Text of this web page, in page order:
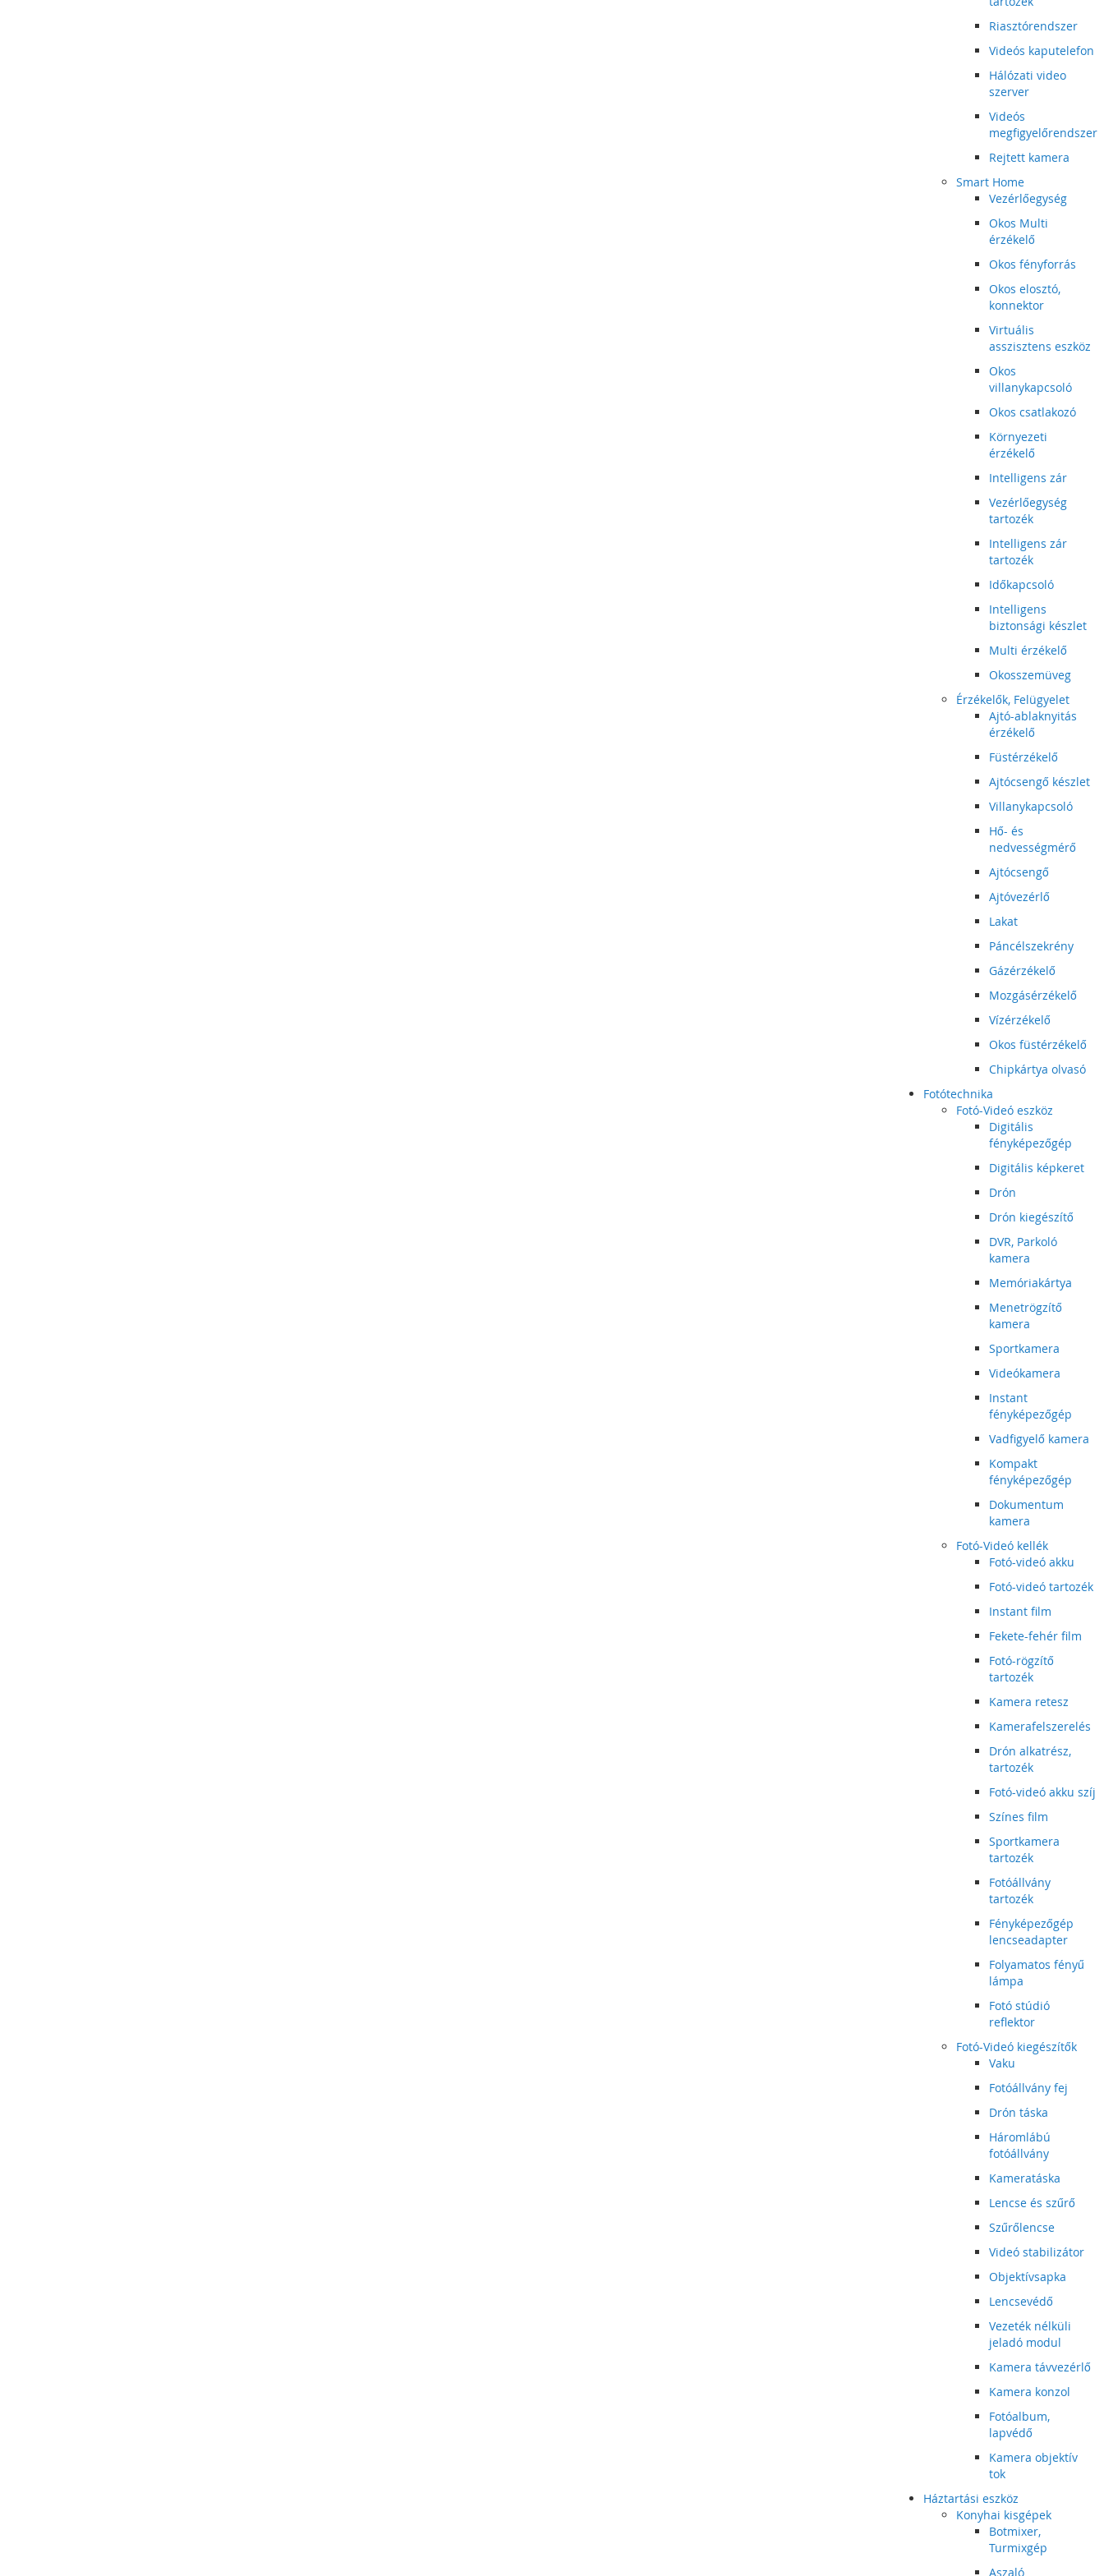
Riasztórendszer
Videós kaputelefon
Hálózati video
szerver
Videós
megfigyelőrendszer
Rejtett kamera
Smart Home
Vezérlőegység
Okos Multi
érzékelő
Okos fényforrás
Okos elosztó,
konnektor
Virtuális
asszisztens eszköz
Okos
villanykapcsoló
Okos csatlakozó
Környezeti
érzékelő
Intelligens zár
Vezérlőegység
tartozék
Intelligens zár
tartozék
Időkapcsoló
Intelligens
biztonsági készlet
Multi érzékelő
Okosszemüveg
Érzékelők, Felügyelet
Ajtó-ablaknyitás
érzékelő
Füstérzékelő
Ajtócsengő készlet
Villanykapcsoló
Hő- és
nedvességmérő
Ajtócsengő
Ajtóvezérlő
Lakat
Páncélszekrény
Gázérzékelő
Mozgásérzékelő
Vízérzékelő
Okos füstérzékelő
Chipkártya olvasó
Fotótechnika
Fotó-Videó eszköz
Digitális
fényképezőgép
Digitális képkeret
Drón
Drón kiegészítő
DVR, Parkoló
kamera
Memóriakártya
Menetrögzítő
kamera
Sportkamera
Videókamera
Instant
fényképezőgép
Vadfigyelő kamera
Kompakt
fényképezőgép
Dokumentum
kamera
Fotó-Videó kellék
Fotó-videó akku
Fotó-videó tartozék
Instant film
Fekete-fehér film
Fotó-rögzítő
tartozék
Kamera retesz
Kamerafelszerelés
Drón alkatrész,
tartozék
Fotó-videó akku szíj
Színes film
Sportkamera
tartozék
Fotóállvány
tartozék
Fényképezőgép
lencseadapter
Folyamatos fényű
lámpa
Fotó stúdió
reflektor
Fotó-Videó kiegészítők
Vaku
Fotóállvány fej
Drón táska
Háromlábú
fotóállvány
Kameratáska
Lencse és szűrő
Szűrőlencse
Videó stabilizátor
Objektívsapka
Lencsevédő
Vezeték nélküli
jeladó modul
Kamera távvezérlő
Kamera konzol
Fotóalbum,
lapvédő
Kamera objektív
tok
Háztartási eszköz
Konyhai kisgépek
Botmixer,
Turmixgép
Aszaló